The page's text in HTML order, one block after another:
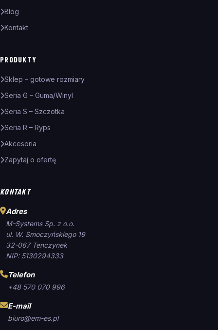
Blog
Kontakt
PRODUKTY
Sklep – gotowe rozmiary
Seria G – Guma/Winyl
Seria S – Szczotka
Seria R – Ryps
Akcesoria
Zapytaj o ofertę
KONTAKT
Adres
M-Systems Sp. z o.o.
ul. W. Smoczyńskiego 19
32-067 Tenczynek
NIP: 5130294333
Telefon
+48 570 070 996
E-mail
biuro@em-es.pl